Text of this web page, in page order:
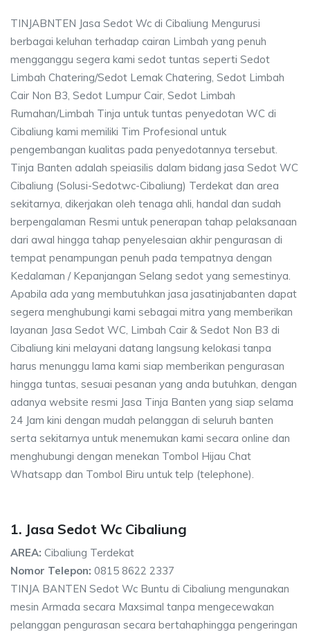
TINJABNTEN Jasa Sedot Wc di Cibaliung Mengurusi
berbagai keluhan terhadap cairan Limbah yang penuh
mengganggu segera kami sedot tuntas seperti Sedot
Limbah Chatering/Sedot Lemak Chatering, Sedot Limbah
Cair Non B3, Sedot Lumpur Cair, Sedot Limbah
Rumahan/Limbah Tinja untuk tuntas penyedotan WC di
Cibaliung kami memiliki Tim Profesional untuk
pengembangan kualitas pada penyedotannya tersebut.
Tinja Banten adalah speiasilis dalam bidang jasa Sedot WC
Cibaliung (Solusi-Sedotwc-Cibaliung) Terdekat dan area
sekitarnya, dikerjakan oleh tenaga ahli, handal dan sudah
berpengalaman Resmi untuk penerapan tahap pelaksanaan
dari awal hingga tahap penyelesaian akhir pengurasan di
tempat penampungan penuh pada tempatnya dengan
Kedalaman / Kepanjangan Selang sedot yang semestinya.
Apabila ada yang membutuhkan jasa jasatinjabanten dapat
segera menghubungi kami sebagai mitra yang memberikan
layanan Jasa Sedot WC, Limbah Cair & Sedot Non B3 di
Cibaliung kini melayani datang langsung kelokasi tanpa
harus menunggu lama kami siap memberikan pengurasan
hingga tuntas, sesuai pesanan yang anda butuhkan, dengan
adanya website resmi Jasa Tinja Banten yang siap selama
24 Jam kini dengan mudah pelanggan di seluruh banten
serta sekitarnya untuk menemukan kami secara online dan
menghubungi dengan menekan Tombol Hijau Chat
Whatsapp dan Tombol Biru untuk telp (telephone).
1. Jasa Sedot Wc Cibaliung
AREA: Cibaliung Terdekat
Nomor Telepon: 0815 8622 2337
TINJA BANTEN Sedot Wc Buntu di Cibaliung mengunakan
mesin Armada secara Maxsimal tanpa mengecewakan
pelanggan pengurasan secara bertahaphingga pengeringan